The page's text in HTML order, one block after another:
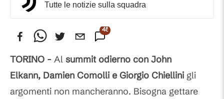
Tutte le notizie sulla squadra
454
TORINO - Al summit odierno con John
Elkann, Damien Comolli e Giorgio Chiellini gli
argomenti non mancheranno. Bisogna gettare